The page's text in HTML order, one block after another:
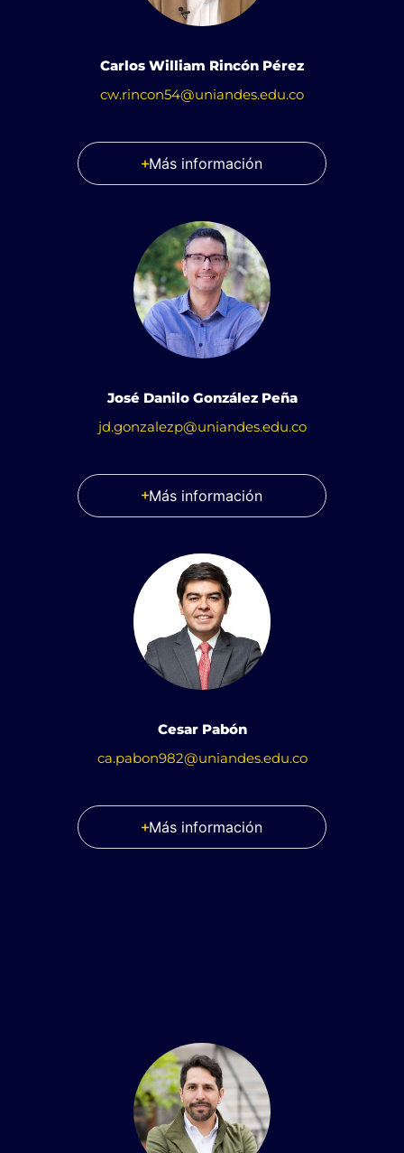
Carlos William Rincón Pérez
cw.rincon54@uniandes.edu.co
Más información
José Danilo González Peña
jd.gonzalezp@uniandes.edu.co
Más información
Cesar Pabón
ca.pabon982@uniandes.edu.co
Más información